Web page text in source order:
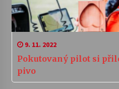
9. 11. 2022
Pokutovaný pilot si
pivo